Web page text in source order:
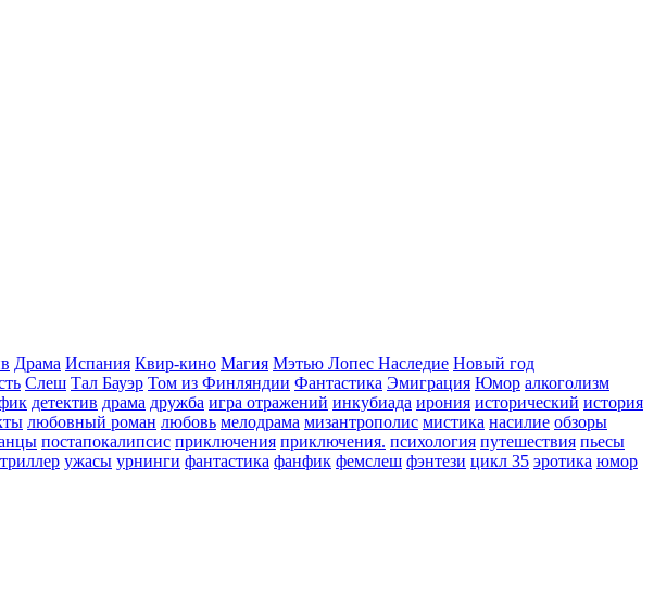
Драма Испания Квир-кино Магия Мэтью Лопес Наследие Новый год
Слеш Тал Бауэр Том из Финляндии Фантастика Эмиграция Юмор алкоголизм
детектив драма дружба игра отражений инкубиада ирония исторический история
любовный роман любовь мелодрама мизантрополис мистика насилие обзоры
постапокалипсис приключения приключения. психология путешествия пьесы
триллер ужасы урнинги фантастика фанфик фемслеш фэнтези цикл 35 эротика юмор